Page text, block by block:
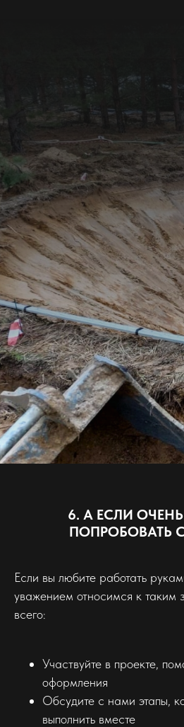
6. А ЕСЛИ
ПОПРОБОВАТЬ
Если вы любите работать
уважением относимся к таким
всего:
Участвуйте в проекте,
оформления
Обсудите с нами этапы,
выполнить вместе